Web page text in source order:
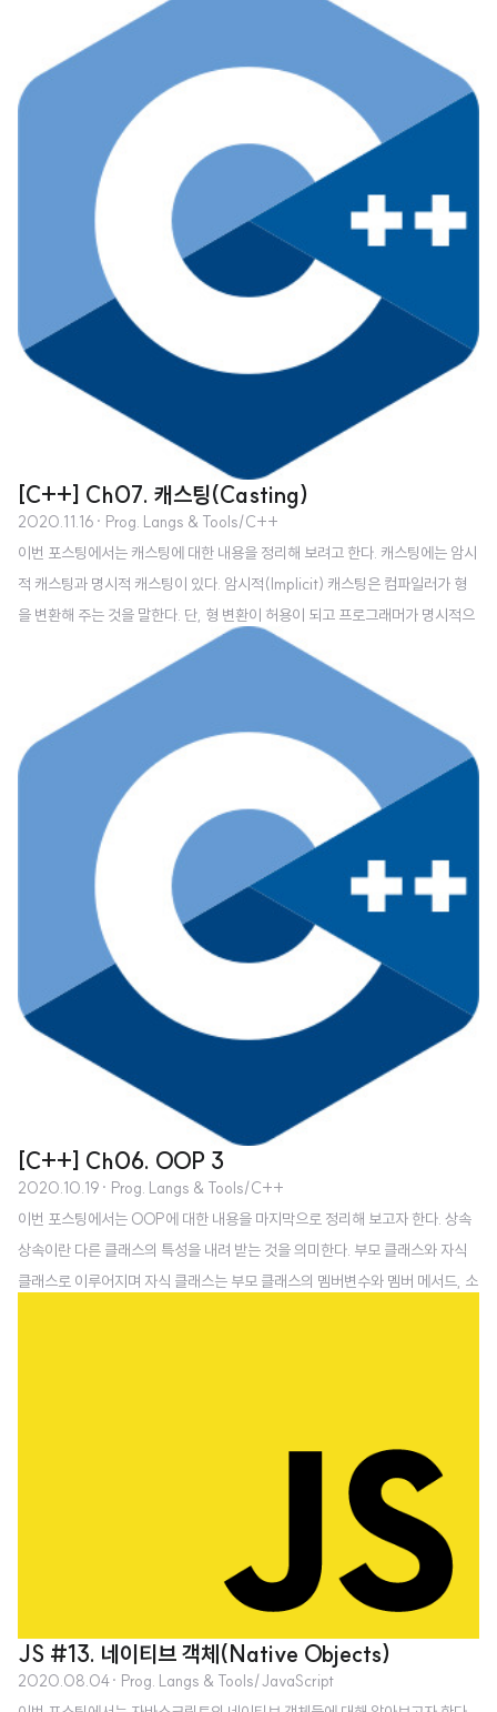
고 나면 타입스크립트가 어떻게 타입을 추론하는지, 언제 타입 선언을 해야 하
는지, 타입 추론이 가능하더라도 명시적으로 타입 선언을 작성하는 것이 필요한
상황은 언제인지 잘 이해할 수 있다. 아이템 19. 추론 가능한 타입을 사용해 장황
한 코드 방지하기 타입 추론이 된다면 명시적 타입 구문은 필요하지 않다. 오히
려 방해가 될 뿐이다. let x: number = 12; // 굳이? let x = 12; /..
[C++] Ch07. 캐스팅(Casting)
2020.11.16 · Prog. Langs & Tools/C++
이번 포스팅에서는 캐스팅에 대한 내용을 정리해 보려고 한다. 캐스팅에는 암시
적 캐스팅과 명시적 캐스팅이 있다. 암시적(Implicit) 캐스팅은 컴파일러가 형
을 변환해 주는 것을 말한다. 단, 형 변환이 허용이 되고 프로그래머가 명시적으
로 형 변환을 안 할 경우에 해당된다. int number1 = 3; long number2 = nu
mber1; // 암시적 캐스팅 명시적(Explicit) 캐스팅은 프로그래머가 형 변환을
위한 코드를 직접 작성하는 것을 의미한다. C++의 캐스팅은 다음과 같은 것들
이 있다. 기존의 C 스타일 캐스팅은 아래의 4가지 캐스팅 중 하나를 했었고 컴
파일러가 명확하게 잡지 못한다는 문제가 있어서 아래처럼 세분화 하게 되었다.
static_cast const_cast dynamic..
[C++] Ch06. OOP 3
2020.10.19 · Prog. Langs & Tools/C++
이번 포스팅에서는 OOP에 대한 내용을 마지막으로 정리해 보고자 한다. 상속
상속이란 다른 클래스의 특성을 내려 받는 것을 의미한다. 부모 클래스와 자식
클래스로 이루어지며 자식 클래스는 부모 클래스의 멤버변수와 멤버 메서드, 소
JS #13. 네이티브 객체(Native Objects)
2020.08.04· Prog. Langs & Tools/JavaScript